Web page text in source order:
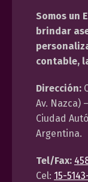
Somos un
brindar
contable,
Dirección:
Av. Nazca)
Ciudad
Argentina.
Tel/Fax:
Cel: 15-